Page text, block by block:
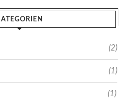
(2)
(1)
(1)